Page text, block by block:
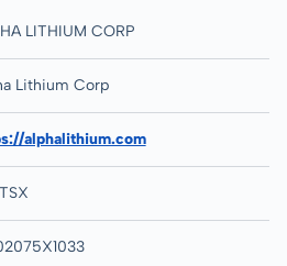
LITHIUM CORP
Lithium Corp
alphalithium.com